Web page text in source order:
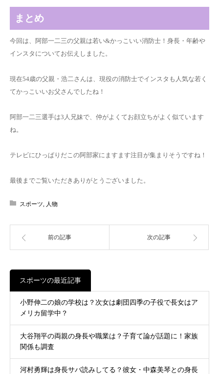
まとめ
今回は、阿部一二三の父親は若い&かっこいい消防士！身長・年齢や
インスタについてお伝えしました。
現在54歳の父親・浩二さんは、現役の消防士でインスタも人気な若く
てかっこいいお父さんでしたね！
阿部一二三選手は3人兄妹で、仲がよくてお顔立ちがよく似ています
ね。
テレビにひっぱりだこの阿部家にますます注目が集まりそうですね！
最後までご覧いただきありがとうございました。
スポーツ 人物
前の記事 次の記事
スポーツの最近記事
小野伸二の娘の学校は？次女は劇団四季の子役で長女はア
メリカ留学中？
大谷翔平の両親の身長や職業は？子育て論が話題に！家族
関係も調査
河村勇輝は身長サバ読みしてる？彼女・中森美琴との身長